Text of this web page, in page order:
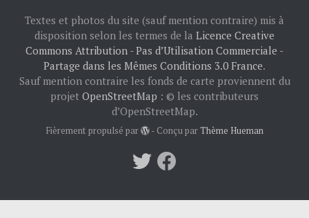
Textes et photos du site (sauf mention contraire) mis à
disposition selon les termes de la Licence Creative
Commons Attribution - Pas d’Utilisation Commerciale -
Partage dans les Mêmes Conditions 3.0 France.
Sauf mention contraire les fonds de carte proviennent du
projet OpenStreetMap : © les contributeurs
d’OpenStreetMap.
Fièrement propulsé par - Conçu parThème Hueman